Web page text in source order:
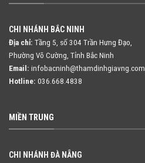
CHI NHÁNH BẮC NINH
Địa chỉ: Tầng 5, số 304 Trần Hưng Đạo,
Phường Võ Cường, Tỉnh Bắc Ninh
Email: infobacninh@thamdinhgiavng.com
Hotline: 036.668.4838
MIỀN TRUNG
CHI NHÁNH ĐÀ NẴNG